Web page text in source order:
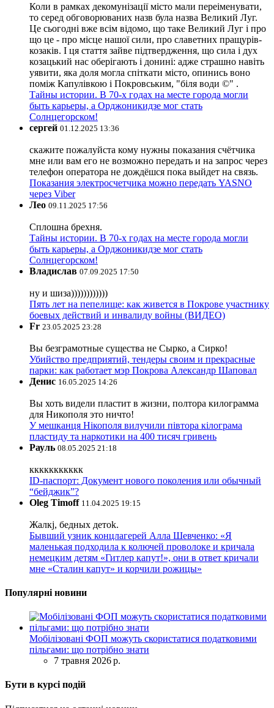
Коли в рамках декомунізації місто мали переіменувати,
то серед обговорюваних назв була назва Великий Луг.
Це сьогодні вже всім відомо, що таке Великий Луг і про
що це - про місце нашої сили, про славетних пращурів-
козаків. І ця стаття зайве підтвердження, що сила і дух
козацький нас оберігають і донині: адже страшно навіть
уявити, яка доля могла спіткати місто, опинись воно
поміж Капулівкою і Покровським, "біля води ©" .
Тайны истории. В 70-х годах на месте города могли
быть карьеры, а Орджоникидзе мог стать
Солнцегорском!
сергей 01.12.2025 13:36
скажите пожалуйста кому нужны показания счётчика
мне или вам его не возможно передать и на запрос через
телефон оператора не дождёшся пока выйдет на связь.
Показания электросчетчика можно передать YASNO
через Viber
Лео 09.11.2025 17:56
Сплошна брехня.
Тайны истории. В 70-х годах на месте города могли
быть карьеры, а Орджоникидзе мог стать
Солнцегорском!
Владислав 07.09.2025 17:50
ну и шиза))))))))))))
Пять лет на пепелище: как живется в Покрове участнику
боевых действий и инвалиду войны (ВИДЕО)
Fr 23.05.2025 23:28
Вы безграмотные существа не Сырко, а Сирко!
Убийство предприятий, тендеры своим и прекрасные
парки: как работает мэр Покрова Александр Шаповал
Денис 16.05.2025 14:26
Вы хоть видели пластит в жизни, полтора килограмма
для Никополя это ничто!
У мешканця Нікополя вилучили півтора кілограма
пластиду та наркотики на 400 тисяч гривень
Рауль 08.05.2025 21:18
ккккккккккк
ID-паспорт: Документ нового поколения или обычный
“бейджик”?
Oleg Timoff 11.04.2025 19:15
Жалкj, бедных детok.
Бывший узник концлагерей Алла Шевченко: «Я
маленькая подходила к колючей проволоке и кричала
немецким детям «Гитлер капут!», они в ответ кричали
мне «Сталин капут» и корчили рожицы»
Популярні новини
Мобілізовані ФОП можуть скористатися податковими
пільгами: що потрібно знати
7 травня 2026 р.
Бути в курсі подій